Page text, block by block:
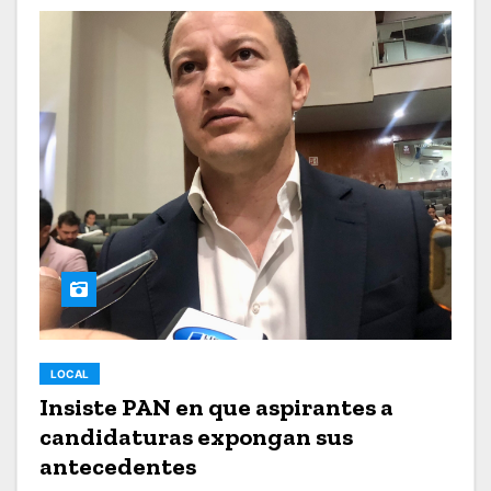
LOCAL
Insiste PAN en que aspirantes a
candidaturas expongan sus
antecedentes